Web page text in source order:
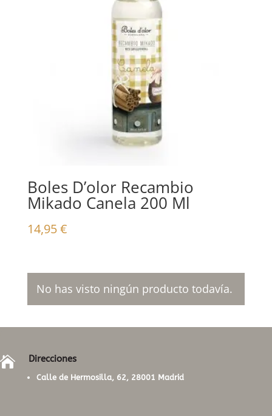
Boles D’olor Recambio
Mikado Canela 200 Ml
14,95€
No has visto ningún producto todavía.
 Direcciones
Calle de Hermosilla, 62, 28001 Madrid